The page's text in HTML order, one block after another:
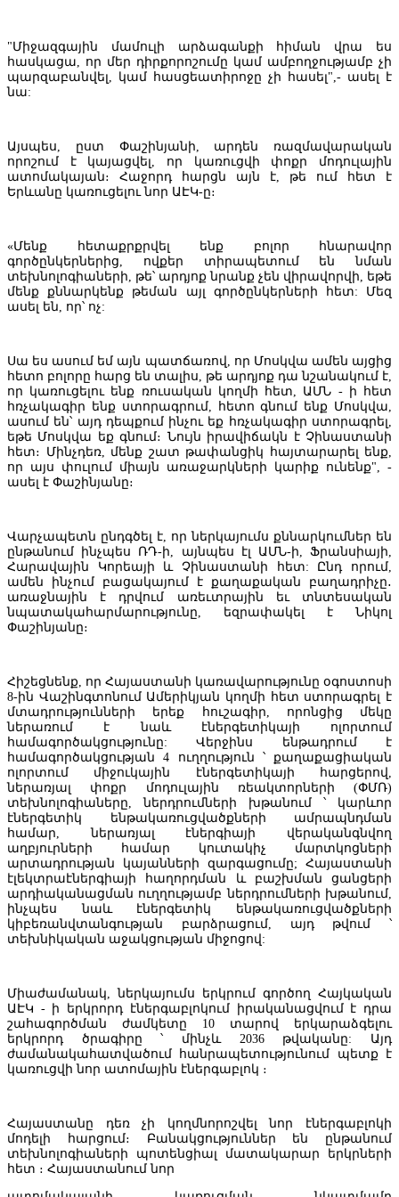
շարունակվել է
ՀԾԿՀ-ը երկարաձգել է "Հրազդան-5" ՓԲԸ-
ջերմային էներգիայի արտադրության լիցենզիայի գործողության
Հայաստանի կառավարությունը ավելի քան 320 մլն դոլար
երկու նոր վարկ կներգրավի երկրի պետբյուջեի պակասուրդի
ֆինանսավորման համար
Կայացավ Հյուսիս-Հարավ նախագծի կառավարման խորհրդի
նիստը
Հայաստանի բանկերի միության նախագահը ներկայացրել է
բանկերի բաժնետոմսերի սեփականատերերի շահաբաժինների
ռիսկերը
են Հայաստանի տնտեսությունում եկամուտների նվազման
"Միջազգային մամուլի արձագանքի հիման վրա ես
հասկացա, որ մեր դիրքորոշումը կամ ամբողջությամբ չի
պարզաբանվել, կամ հասցեատիրոջը չի հասել",- ասել է
նա:
Այսպես, ըստ Փաշինյանի, արդեն ռազմավարական
որոշում է կայացվել, որ կառուցվի փոքր մոդուլային
ատոմակայան։ Հաջորդ հարցն այն է, թե ում հետ է
Երևանը կառուցելու նոր ԱԷԿ-ը։
«Մենք հետաքրքրվել ենք բոլոր հնարավոր
գործընկերներից, ովքեր տիրապետում են նման
տեխնոլոգիաների, թե՝ արդյոք նրանք չեն վիրավորվի, եթե
մենք քննարկենք թեման այլ գործընկերների հետ: Մեզ
ասել են, որ՝ ոչ:
Սա ես ասում եմ այն պատճառով, որ Մոսկվա ամեն այցից
հետո բոլորը հարց են տալիս, թե արդյոք դա նշանակում է,
որ կառուցելու ենք ռուսական կողմի հետ, ԱՄՆ - ի հետ
հռչակագիր ենք ստորագրում, հետո գնում ենք Մոսկվա,
ասում են՝ այդ դեպքում ինչու եք հռչակագիր ստորագրել,
եթե Մոսկվա եք գնում։ Նույն իրավիճակն է Չինաստանի
հետ։ Մինչդեռ, մենք շատ թափանցիկ հայտարարել ենք,
որ այս փուլում միայն առաջարկների կարիք ունենք", -
ասել է Փաշինյանը։
Վարչապետն ընդգծել է, որ ներկայումս քննարկումներ են
ընթանում ինչպես ՌԴ-ի, այնպես էլ ԱՄՆ-ի, Ֆրանսիայի,
Հարավային Կորեայի և Չինաստանի հետ: Ընդ որում,
ամեն ինչում բացակայում է քաղաքական բաղադրիչը․
առաջնային է դրվում առեւտրային եւ տնտեսական
նպատակահարմարությունը, եզրափակել է Նիկոլ
Փաշինյանը։
Հիշեցնենք, որ Հայաստանի կառավարությունը օգոստոսի
8-ին Վաշինգտոնում Ամերիկյան կողմի հետ ստորագրել է
մտադրությունների երեք հուշագիր, որոնցից մեկը
ներառում է նաև էներգետիկայի ոլորտում
համագործակցությունը: Վերջինս ենթադրում է
համագործակցության 4 ուղղություն ՝ քաղաքացիական
ոլորտում միջուկային էներգետիկայի հարցերով,
ներառյալ փոքր մոդուլային ռեակտորների (ՓՄՌ)
տեխնոլոգիաները, ներդրումների խթանում ՝ կարևոր
էներգետիկ ենթակառուցվածքների ամրապնդման
համար, ներառյալ էներգիայի վերականգնվող
աղբյուրների համար կուտակիչ մարտկոցների
արտադրության կայանների զարգացումը; Հայաստանի
էլեկտրաէներգիայի հաղորդման և բաշխման ցանցերի
արդիականացման ուղղությամբ ներդրումների խթանում,
ինչպես նաև էներգետիկ ենթակառուցվածքների
կիբեռանվտանգության բարձրացում, այդ թվում ՝
տեխնիկական աջակցության միջոցով:
Միաժամանակ, ներկայումս երկրում գործող Հայկական
ԱԷԿ - ի երկրորդ էներգաբլոկում իրականացվում է դրա
շահագործման ժամկետը 10 տարով երկարաձգելու
երկրորդ ծրագիրը ՝ մինչև 2036 թվականը: Այդ
ժամանակահատվածում հանրապետությունում պետք է
կառուցվի նոր ատոմային էներգաբլոկ ։
Հայաստանը դեռ չի կողմնորոշվել նոր էներգաբլոկի
մոդելի հարցում։ Բանակցություններ են ընթանում
տեխնոլոգիաների պոտենցիալ մատակարար երկրների
հետ ։ Հայաստանում նոր